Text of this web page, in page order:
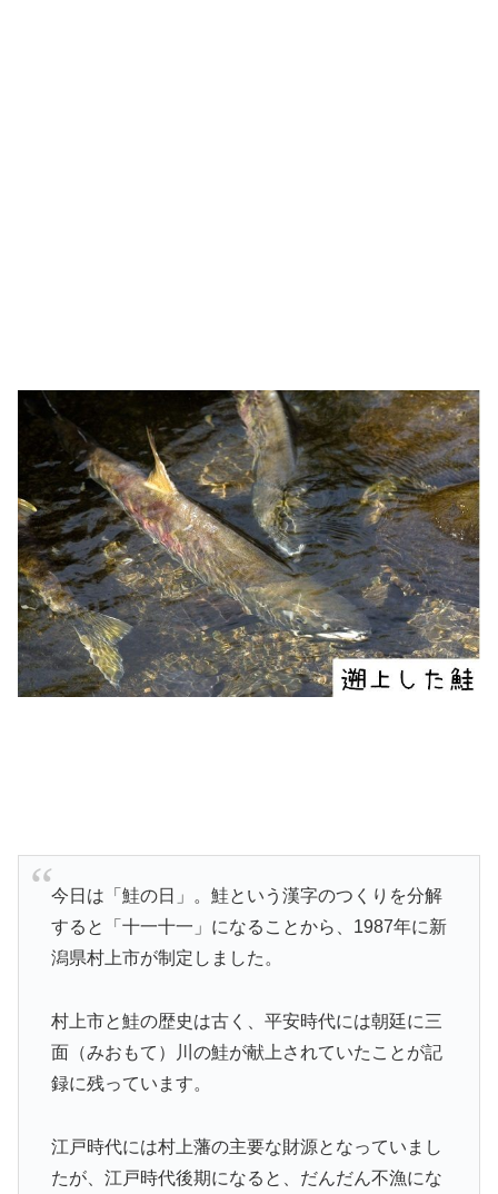
今日は「鮭の日」。鮭という漢字のつくりを分解
すると「十一十一」になることから、1987年に新
潟県村上市が制定しました。
村上市と鮭の歴史は古く、平安時代には朝廷に三
面（みおもて）川の鮭が献上されていたことが記
録に残っています。
江戸時代には村上藩の主要な財源となっていまし
たが、江戸時代後期になると、だんだん不漁にな